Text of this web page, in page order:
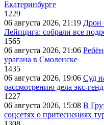
Екатеринбурге
1229
06 августа 2026, 21:19 Дрон
Лейпцига: собрали все
1565
06 августа 2026, 21:06
урагана в Смоленске
1435
06 августа 2026, 19:06 Суд
рассмотрению дела экс-
1227
06 августа 2026, 15:08 В
соцсетях о притеснениях